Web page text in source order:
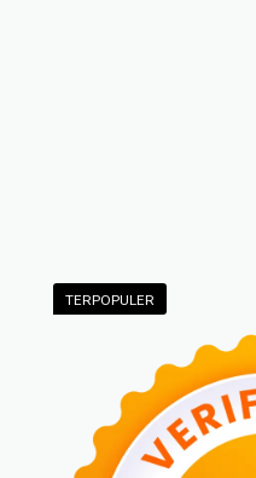
TERPOPULER